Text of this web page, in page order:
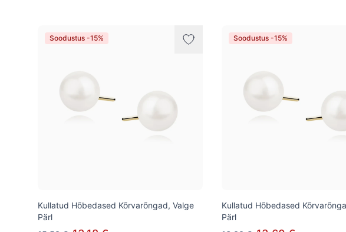
Soodustus -15%
Kullatud Hõbedased Kõrvarõngad, Valge
Pärl
Soodustus -15%
Kullatud Hõbedased
Pärl